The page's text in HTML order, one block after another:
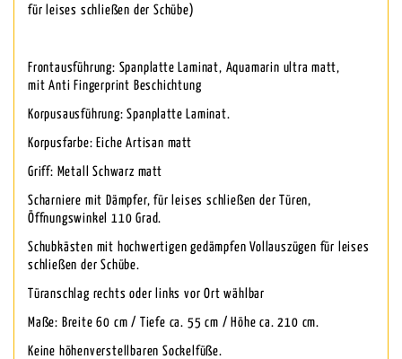
für leises schließen der Schübe)
Frontausführung: Spanplatte Laminat, Aquamarin ultra matt,
mit Anti Fingerprint Beschichtung
Korpusausführung: Spanplatte Laminat.
Korpusfarbe: Eiche Artisan matt
Griff: Metall Schwarz matt
Scharniere mit Dämpfer, für leises schließen der Türen,
Öffnungswinkel 110 Grad.
Schubkästen mit hochwertigen gedämpfen Vollauszügen für leises
schließen der Schübe.
Türanschlag rechts oder links vor Ort wählbar
Maße: Breite 60 cm / Tiefe ca. 55 cm / Höhe ca. 210 cm.
Keine höhenverstellbaren Sockelfüße.